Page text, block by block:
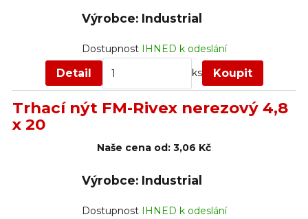
Výrobce: Industrial
DostupnostIHNED k odeslání
Detail ks Koupit
Trhací nýt FM-Rivex nerezový 4,8
x 20
Naše cena od: 3,06 Kč
Výrobce: Industrial
DostupnostIHNED k odeslání